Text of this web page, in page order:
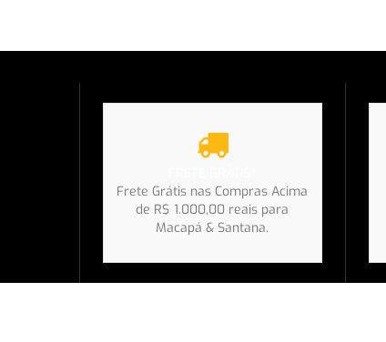
Frete Grátis nas Compras Acima
de R$ 1.000,00 reais para
Macapá & Santana.